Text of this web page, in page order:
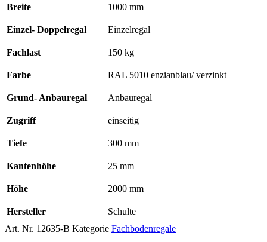
Breite 1000 mm
Einzel- Doppelregal Einzelregal
Fachlast 150 kg
Farbe RAL 5010 enzianblau/ verzinkt
Grund- Anbauregal Anbauregal
Zugriff einseitig
Tiefe 300 mm
Kantenhöhe 25 mm
Höhe 2000 mm
Hersteller
Schulte
Art. Nr. 12635-B Kategorie Fachbodenregale